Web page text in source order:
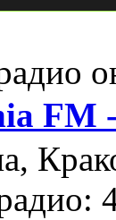
FM